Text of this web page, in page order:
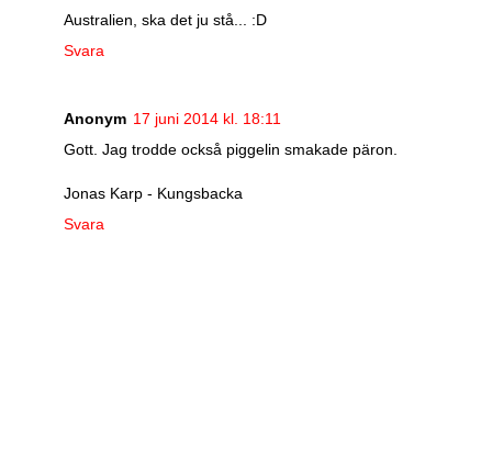
Australien, ska det ju stå... :D
Svara
Anonym 17 juni 2014 kl. 18:11
Gott. Jag trodde också piggelin smakade päron.
Jonas Karp - Kungsbacka
Svara